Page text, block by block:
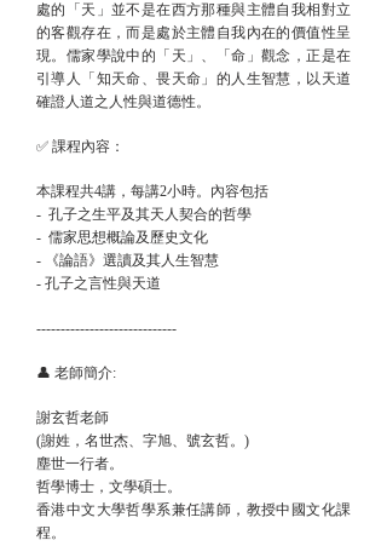
處的「天」並不是在西方那種與主體自我相對立
的客觀存在，而是處於主體自我內在的價值性呈
現。儒家學說中的「天」、「命」觀念，正是在
引導人「知天命、畏天命」的人生智慧，以天道
確證人道之人性與道德性。
✅ 課程內容：
本課程共4講，每講2小時。內容包括
- 孔子之生平及其天人契合的哲學
- 儒家思想概論及歷史文化
- 《論語》選讀及其人生智慧
- 孔子之言性與天道
-----------------------------
👤 老師簡介:
謝玄哲老師
(謝姓，名世杰、字旭、號玄哲。)
塵世一行者。
哲學博士，文學碩士。
香港中文大學哲學系兼任講師，教授中國文化課
程。